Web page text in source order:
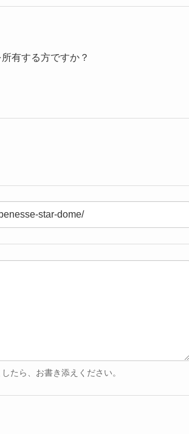
有する方ですか？
たら、お書き添えください。